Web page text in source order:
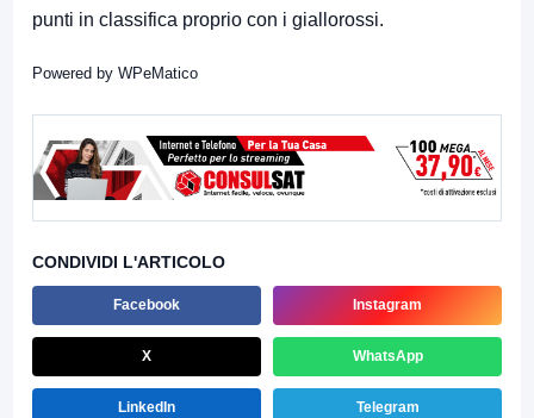
punti in classifica proprio con i giallorossi.
Powered by WPeMatico
CONDIVIDI L'ARTICOLO
Facebook Instagram
X WhatsApp
LinkedIn Telegram